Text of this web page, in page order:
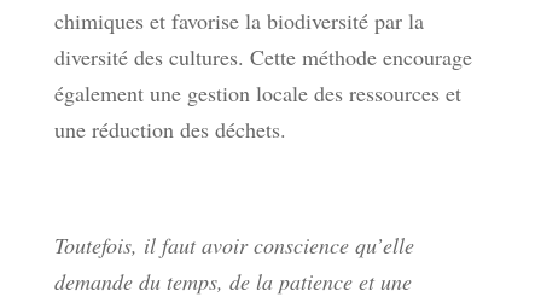
chimiques et favorise la biodiversité par la
diversité des cultures. Cette méthode encourage
également une gestion locale des ressources et
une réduction des déchets.
Toutefois, il faut avoir conscience qu’elle
demande du temps, de la patience et une